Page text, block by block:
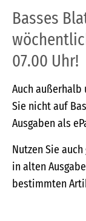
Basses
07.00 Uhr!
Auch außerhalb
Sie nicht auf
Ausgaben als
Nutzen Sie
in alten
bestimmten